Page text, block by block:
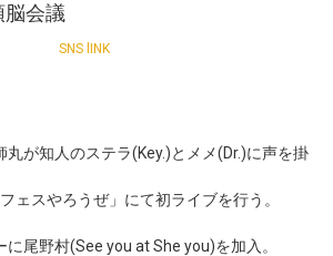
脳会議
が知人のステラ(Key.)とメメ(Dr.)に声を掛
ェスやろうぜ」にて初ライブを行う。
尾野村(See you at She you)を加入。